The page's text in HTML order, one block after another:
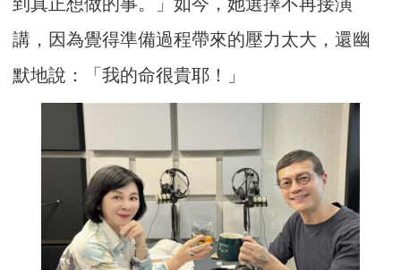
到真正想做的事。」如今，她選擇不再接演
講，因為覺得準備過程帶來的壓力太大，還幽
默地說：「我的命很貴耶！」